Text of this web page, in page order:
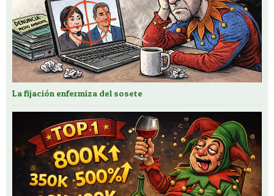
La fijación enfermiza del sosete